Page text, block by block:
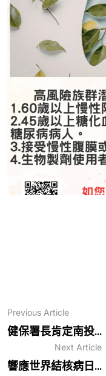
Previous Article
健保署長肯定南投...
Next Article
響應世界結核病日...